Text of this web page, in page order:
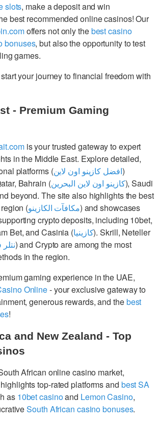
slots, make a deposit and win
best recommended online casinos! Our
offers not only thebest casino
bonuses, but also the opportunity to test
games.
your journey to financial freedom with
- Premium Gaming
is your trusted gateway to expert
in the Middle East. Explore detailed,
platforms (افضل كازينو اون لاين)
Bahrain (كازينو اون لاين البحرين), Saudi
beyond. The site also highlights the best
(مكافآت الكازينو) and showcases
crypto deposits, including 10bet,
Bet, and Casinia (كازينيا). Skrill, Neteller
) and Crypto are among the most
in the region.
gaming experience in the UAE,
Online- your exclusive gateway to
generous rewards, and thebest
!
and New Zealand - Top
African online casino market,
highlights top-rated platforms and best SA
as 10bet casinoand Lemon Casino,
South African casino bonuses.